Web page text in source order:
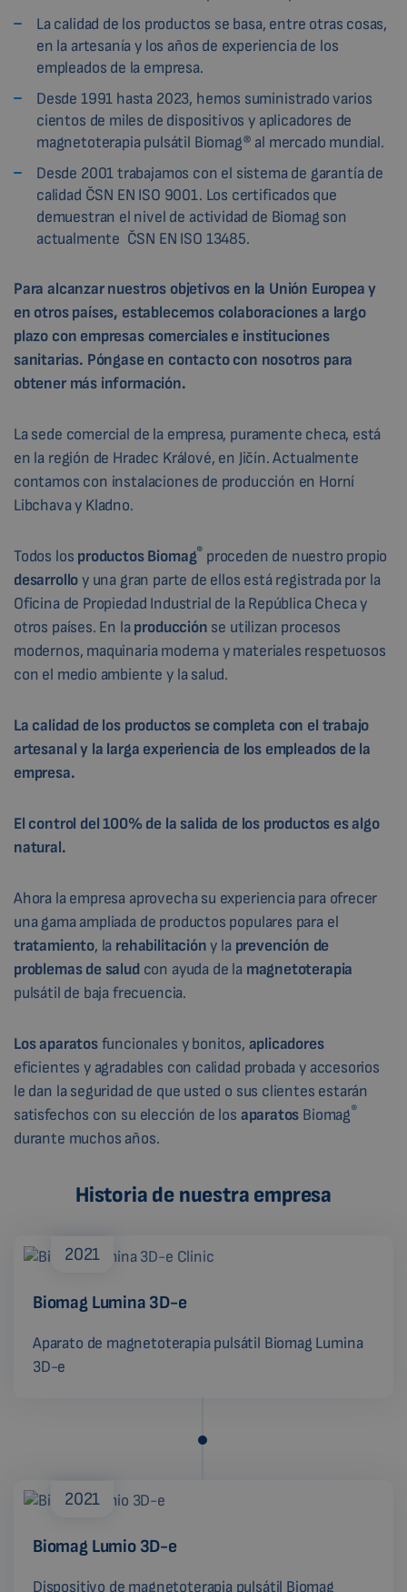
La calidad de los productos se basa, entre otras cosas,
en la artesanía y los años de experiencia de los
empleados de la empresa.
Desde 1991 hasta 2023, hemos suministrado varios
cientos de miles de dispositivos y aplicadores de
magnetoterapia pulsátil Biomag® al mercado mundial.
Desde 2001 trabajamos con el sistema de garantía de
calidad ČSN EN ISO 9001. Los certificados que
demuestran el nivel de actividad de Biomag son
actualmente ČSN EN ISO 13485.
Para alcanzar nuestros objetivos en la Unión Europea y
en otros países, establecemos colaboraciones a largo
plazo con empresas comerciales e instituciones
sanitarias. Póngase en contacto con nosotros para
obtener más información.
La sede comercial de la empresa, puramente checa, está
en la región de Hradec Králové, en Jičín. Actualmente
contamos con instalaciones de producción en Horní
Libchava y Kladno.
Todos los productos Biomag® proceden de nuestro propio
desarrolloy una gran parte de ellos está registrada por la
Oficina de Propiedad Industrial de la República Checa y
otros países. En laproducción se utilizan procesos
modernos, maquinaria moderna y materiales respetuosos
con el medio ambiente y la salud.
La calidad de los productos se completa con el trabajo
artesanal y la larga experiencia de los empleados de la
empresa.
El control del 100% de la salida de los productos es algo
natural.
Ahora la empresa aprovecha su experiencia para ofrecer
una gama ampliada de productos populares para el
tratamiento, la rehabilitacióny la prevención de
problemas de saludcon ayuda de la magnetoterapia
pulsátil de baja frecuencia.
Los aparatosfuncionales y bonitos, aplicadores
eficientes y agradables con calidad probada y accesorios
le dan la seguridad de que usted o sus clientes estarán
satisfechos con su elección de los aparatos Biomag®
durante muchos años.
Historia de nuestra empresa
2021
Biomag Lumina 3D-e
Aparato de magnetoterapia pulsátil Biomag Lumina
3D-e
2021
Biomag Lumio 3D-e
Dispositivo de magnetoterapia pulsátil Biomag